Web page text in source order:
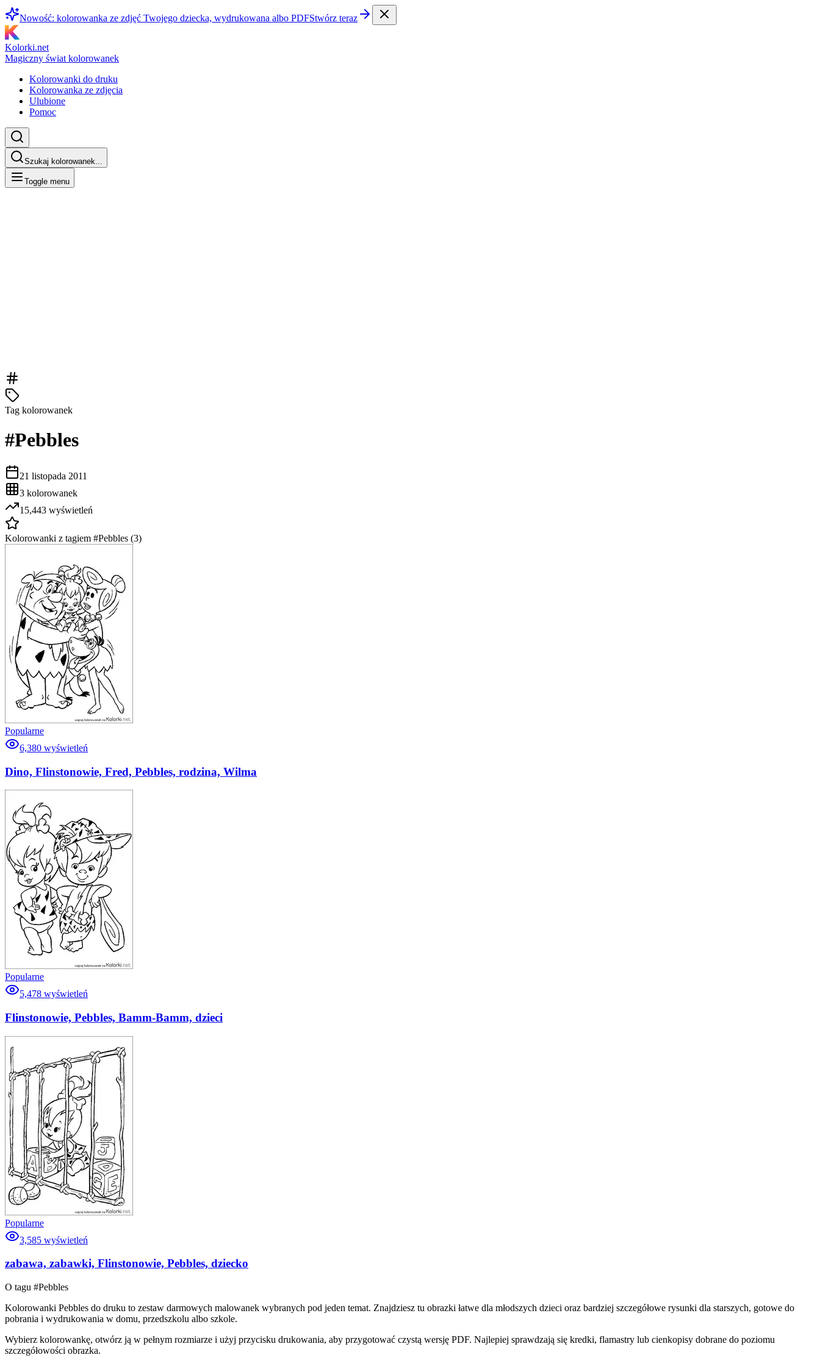
Nowość: kolorowanka ze zdjęć Twojego dziecka, wydrukowana albo PDFStwórz teraz
Kolorki.net
Magiczny świat kolorowanek
Kolorowanki do druku
Kolorowanka ze zdjęcia
Ulubione
Pomoc
Szukaj kolorowanek...
Toggle menu
Tag kolorowanek
#Pebbles
21 listopada 2011
3 kolorowanek
15,443 wyświetleń
Kolorowanki z tagiem #Pebbles (3)
Popularne
6,380 wyświetleń
Dino, Flinstonowie, Fred, Pebbles, rodzina, Wilma
Popularne
5,478 wyświetleń
Flinstonowie, Pebbles, Bamm-Bamm, dzieci
Popularne
3,585 wyświetleń
zabawa, zabawki, Flinstonowie, Pebbles, dziecko
O tagu #Pebbles
Kolorowanki Pebbles do druku to zestaw darmowych malowanek wybranych pod jeden temat. Znajdziesz tu obrazki łatwe dla młodszych dzieci oraz bardziej szczegółowe rysunki dla starszych, gotowe do
pobrania i wydrukowania w domu, przedszkolu albo szkole.
Wybierz kolorowankę, otwórz ją w pełnym rozmiarze i użyj przycisku drukowania, aby przygotować czystą wersję PDF. Najlepiej sprawdzają się kredki, flamastry lub cienkopisy dobrane do poziomu
szczegółowości obrazka.